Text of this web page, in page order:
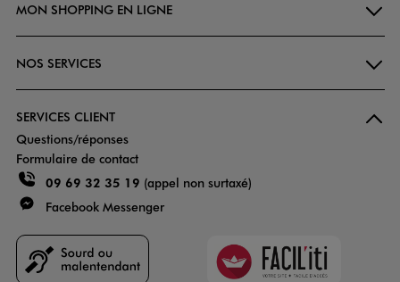
MON SHOPPING EN LIGNE
NOS SERVICES
SERVICES CLIENT
Questions/réponses
Formulaire de contact
09 69 32 35 19 (appel non surtaxé)
Facebook Messenger
Faciliti